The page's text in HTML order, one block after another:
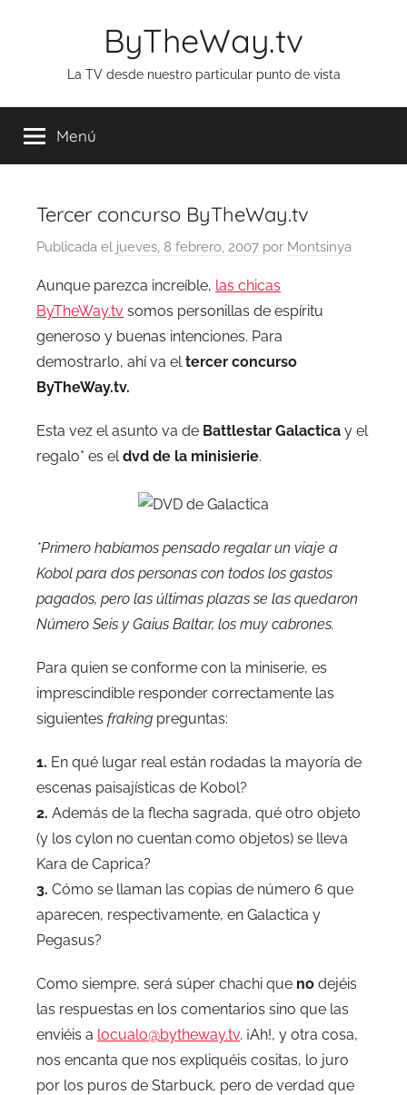
ByTheWay.tv
La TV desde nuestro particular punto de vista
Menú
Tercer concurso ByTheWay.tv
Publicada el jueves, 8 febrero, 2007 por Montsinya
Aunque parezca increíble, las chicas
ByTheWay.tv somos personillas de espíritu
generoso y buenas intenciones. Para
demostrarlo, ahí va el tercer concurso
ByTheWay.tv.
Esta vez el asunto va de Battlestar Galactica y el
regalo* es el dvd de la minisierie.
*Primero habíamos pensado regalar un viaje a
Kobol para dos personas con todos los gastos
pagados, pero las últimas plazas se las quedaron
Número Seis y Gaius Baltar, los muy cabrones.
Para quien se conforme con la miniserie, es
imprescindible responder correctamente las
siguientes fraking preguntas:
1. En qué lugar real están rodadas la mayoría de
escenas paisajísticas de Kobol?
2. Además de la flecha sagrada, qué otro objeto
(y los cylon no cuentan como objetos) se lleva
Kara de Caprica?
3. Cómo se llaman las copias de número 6 que
aparecen, respectivamente, en Galactica y
Pegasus?
Como siempre, será súper chachi que no dejéis
las respuestas en los comentarios sino que las
enviéis a locualo@bytheway.tv. ¡Ah!, y otra cosa,
nos encanta que nos expliquéis cositas, lo juro
por los puros de Starbuck, pero de verdad que